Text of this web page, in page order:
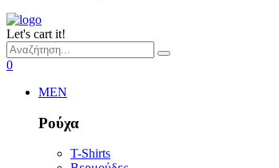
Let's cart it!
0
MEN
Ρούχα
T-Shirts